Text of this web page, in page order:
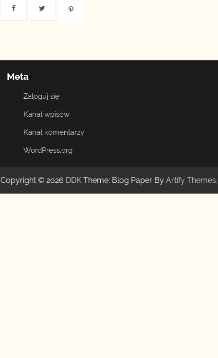
Meta
Zaloguj się
Kanał wpisów
Kanał komentarzy
WordPress.org
Copyright © 2026 DDK Theme: Blog Paper By Artify Themes.